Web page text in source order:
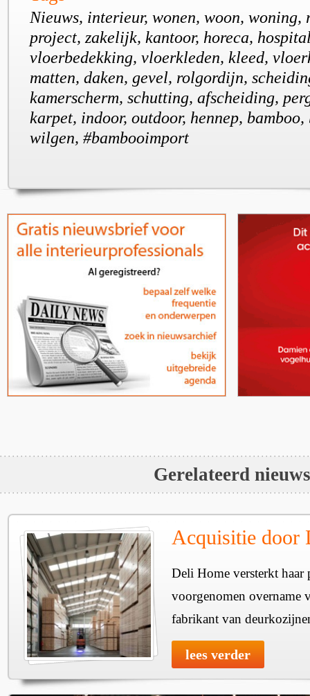
Nieuws, interieur, wonen, woon, woning,
project, zakelijk, kantoor, horeca,
vloerbedekking, vloerkleden, kleed,
matten, daken, gevel, rolgordijn,
kamerscherm, schutting, afscheiding,
karpet, indoor, outdoor, hennep,
wilgen, #bambooimport
Gerelateerd nieuws
Acquisitie door
Deli Home versterkt haar
voorgenomen overname
fabrikant van
lees verder